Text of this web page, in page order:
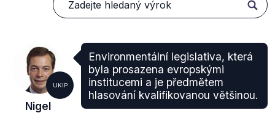
UKIP
Nigel
Environmentální legislativa, která
byla prosazena evropskými
institucemi a je předmětem
hlasování kvalifikovanou většinou.